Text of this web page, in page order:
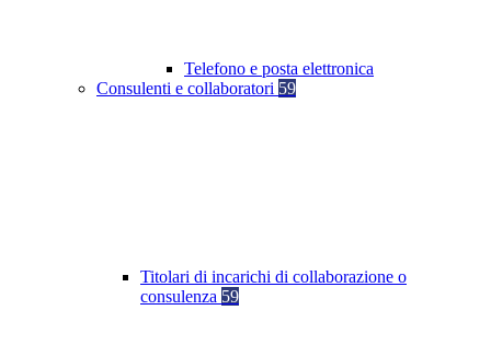
Telefono e posta elettronica
Consulenti e collaboratori 59
Titolari di incarichi di collaborazione o
consulenza 59